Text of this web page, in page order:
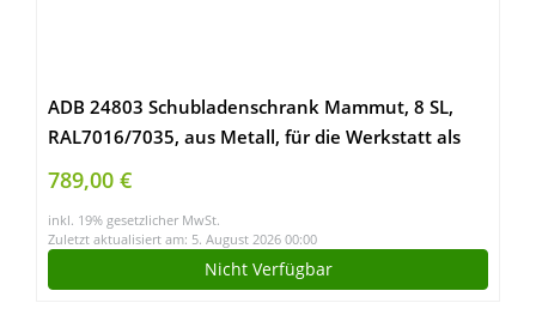
ADB 24803 Schubladenschrank Mammut, 8 SL,
RAL7016/7035, aus Metall, für die Werkstatt als
Werkzeugschrank, Hergestellt in der EU
789,00 €
inkl. 19% gesetzlicher MwSt.
Zuletzt aktualisiert am: 5. August 2026 00:00
Nicht Verfügbar